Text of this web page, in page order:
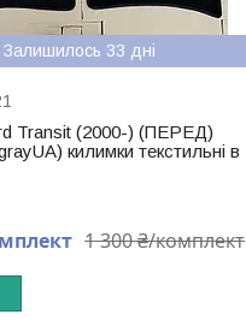
Залишилось 33 дні
Transit (2000-) (ПЕРЕД)
килимки текстильні в
1 300 ₴/комплект